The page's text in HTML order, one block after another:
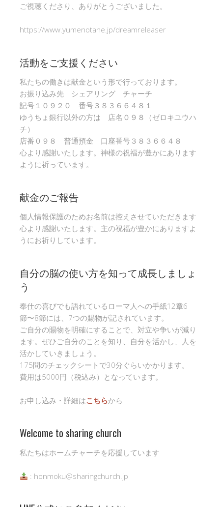
ご視聴くださり、ありがとうございました。
https://www.yumenotane.jp/dreamreleaser
活動をご支援ください
私たちの働きは献金という形で行っております。
お振り込み先 シェアリング チャーチ
記号１０９２０ 番号３８３６６４８１
ゆうちょ銀行以外の方は 店名０９８（ゼロキユウハ
チ）
店番０９８ 普通預金 口座番号３８３６６４８
心より感謝いたします。神様の祝福が豊かにあります
ように祈っています。
献金のご報告
個人情報保護のためお名前は控えさせていただきます
心より感謝いたします。主の祝福が豊かにありますよ
うにお祈りしています。
自分の脳の使い方を知って成長しましょ
う
奉仕の喜びでも語れているローマ人への手紙12章6
節〜8節には、7つの賜物が記されています。
ご自分の賜物を明確にすることで、対立や争いが減り
ます。ぜひご自分のことを知り、自分を活かし、人を
活かしていきましょう。
175問のチェックシートで30分ぐらいかかります。
費用は5000円（税込み）となっています。
お申し込み・詳細はこちらから
Welcome to sharing church
私たちはホームチャーチを応援しています
: honmoku@sharingchurch.jp